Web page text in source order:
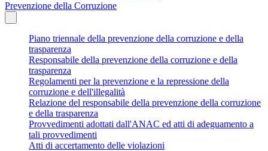
Prevenzione della Corruzione
Piano triennale della prevenzione della corruzione e della
trasparenza
Responsabile della prevenzione della corruzione e della
trasparenza
Regolamenti per la prevenzione e la repressione della
corruzione e dell'illegalità
Relazione del responsabile della prevenzione della corruzione
e della trasparenza
Provvedimenti adottati dall'ANAC ed atti di adeguamento a
tali provvedimenti
Atti di accertamento delle violazioni